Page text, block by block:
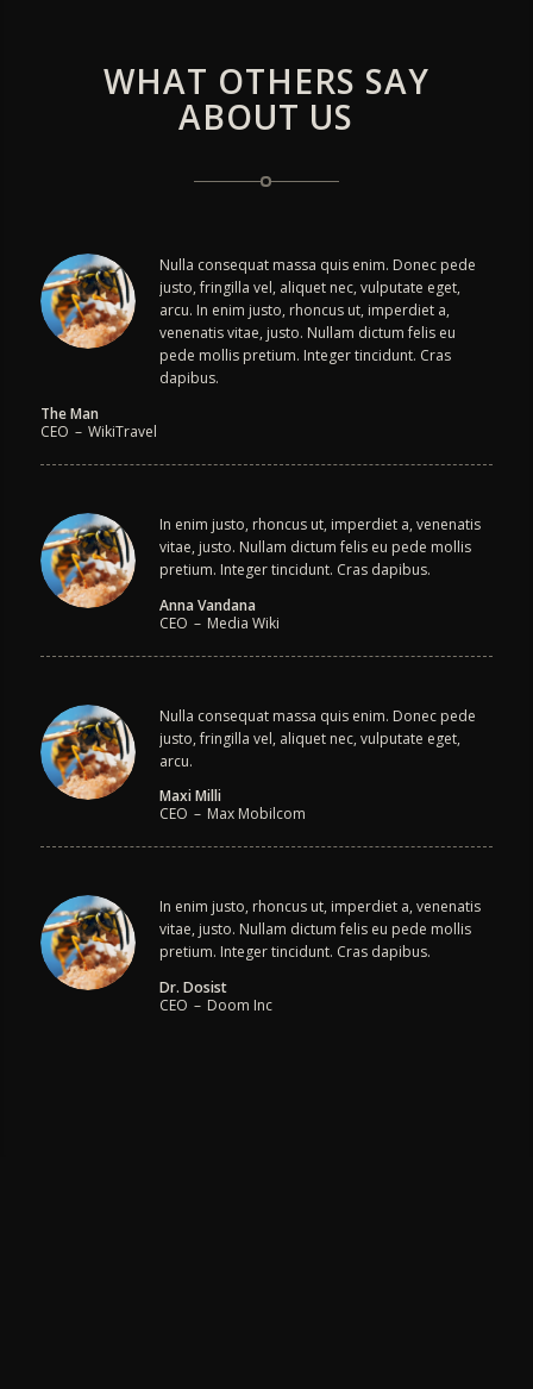
WHAT OTHERS SAY
ABOUT US
Nulla consequat massa quis enim. Donec pede
justo, fringilla vel, aliquet nec, vulputate eget,
arcu. In enim justo, rhoncus ut, imperdiet a,
venenatis vitae, justo. Nullam dictum felis eu
pede mollis pretium. Integer tincidunt. Cras
dapibus.
The Man
CEO – WikiTravel
In enim justo, rhoncus ut, imperdiet a, venenatis
vitae, justo. Nullam dictum felis eu pede mollis
pretium. Integer tincidunt. Cras dapibus.
Anna Vandana
CEO – Media Wiki
Nulla consequat massa quis enim. Donec pede
justo, fringilla vel, aliquet nec, vulputate eget,
arcu.
Maxi Milli
CEO – Max Mobilcom
In enim justo, rhoncus ut, imperdiet a, venenatis
vitae, justo. Nullam dictum felis eu pede mollis
pretium. Integer tincidunt. Cras dapibus.
Dr. Dosist
CEO – Doom Inc